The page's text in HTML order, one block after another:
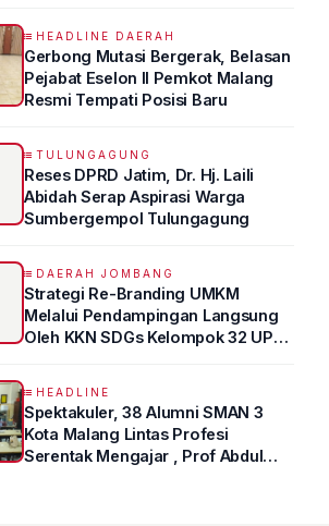
HEADLINE DAERAH
Gerbong Mutasi Bergerak, Belasan
Pejabat Eselon II Pemkot Malang
Resmi Tempati Posisi Baru
TULUNGAGUNG
Reses DPRD Jatim, Dr. Hj. Laili
Abidah Serap Aspirasi Warga
Sumbergempol Tulungagung
DAERAH JOMBANG
Strategi Re-Branding UMKM
Melalui Pendampingan Langsung
Oleh KKN SDGs Kelompok 32 UPN
HEADLINE
Spektakuler, 38 Alumni SMAN 3
Kota Malang Lintas Profesi
Serentak Mengajar , Prof Abdul